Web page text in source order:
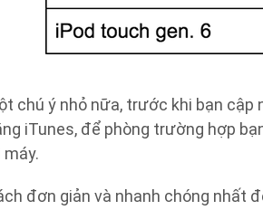
chú ý nhỏ nữa, trước khi bạn cập
iTunes, để phòng trường hợp
máy.
đơn giản và nhanh chóng nhất